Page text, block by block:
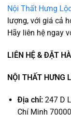
Nội Thất Hưng
lượng, với giá cả
Hãy liên hệ ngay
LIÊN HỆ & ĐẶT
NỘI THẤT HƯNG
Địa chỉ:247 D
Chí Minh